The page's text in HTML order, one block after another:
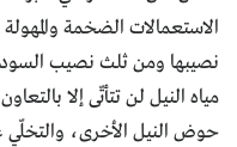
الاستعمالات الضخمة
نصيبها ومن ثلث نصيب
مياه النيل لن تتأتّى إلا
حوض النيل الأخرى، والتخلّي